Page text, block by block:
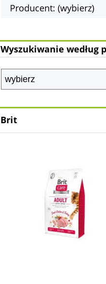
Producent: (wybierz)
Wyszukiwanie według
Brit